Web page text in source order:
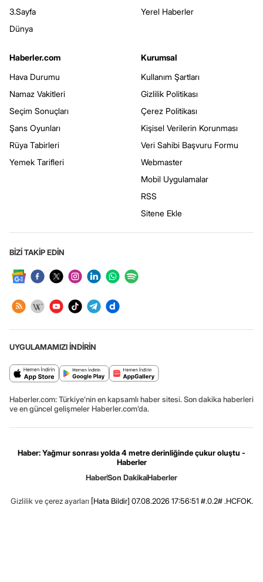
3.Sayfa
Dünya
Yerel Haberler
Haberler.com
Hava Durumu
Namaz Vakitleri
Seçim Sonuçları
Şans Oyunları
Rüya Tabirleri
Yemek Tarifleri
Kurumsal
Kullanım Şartları
Gizlilik Politikası
Çerez Politikası
Kişisel Verilerin Korunması
Veri Sahibi Başvuru Formu
Webmaster
Mobil Uygulamalar
RSS
Sitene Ekle
BİZİ TAKİP EDİN
UYGULAMAMIZI İNDİRİN
Haberler.com: Türkiye’nin en kapsamlı haber sitesi. Son dakika haberleri
ve en güncel gelişmeler Haberler.com’da.
Haber: Yağmur sonrası yolda 4 metre derinliğinde çukur oluştu -
Haberler
HaberSon DakikaHaberler
Gizlilik ve çerez ayarları [Hata Bildir] 07.08.2026 17:56:51 #.0.2# .HCFOK.